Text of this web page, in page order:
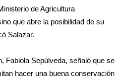
de Agricultura
que abre la posibilidad de su
Salazar.
Fabiola Sepúlveda, señaló que se
hacer una buena conservación